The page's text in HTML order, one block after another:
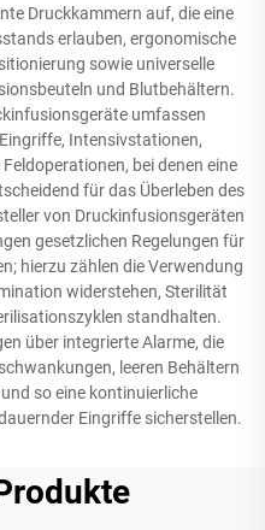
Druckkammern auf, die eine
erlauben, ergonomische
sowie universelle
und Blutbehältern.
umfassen
Intensivstationen,
bei denen eine
für das Überleben des
von Druckinfusionsgeräten
gesetzlichen Regelungen für
hierzu zählen die Verwendung
widerstehen, Sterilität
standhalten.
über integrierte Alarme, die
leeren Behältern
so eine kontinuierliche
Eingriffe sicherstellen.